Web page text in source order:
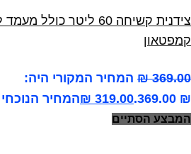
קמפטאון
₪369.00
המחיר המקורי היה:
₪ 369.00.
₪ 319.00 המחיר הנוכחי
המבצע הסתיים